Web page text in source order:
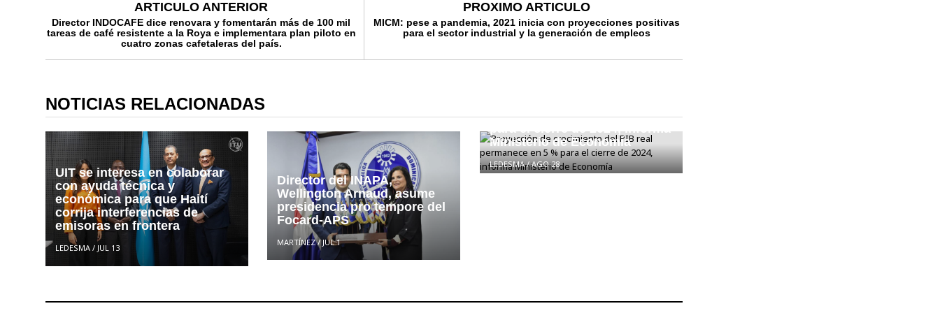
ARTICULO ANTERIOR
Director INDOCAFE dice renovara y fomentarán más de 100 mil
tareas de café resistente a la Roya e implementara plan piloto en
cuatro zonas cafetaleras del país.
PROXIMO ARTICULO
MICM: pese a pandemia, 2021 inicia con proyecciones positivas
para el sector industrial y la generación de empleos
NOTICIAS RELACIONADAS
UIT se interesa en colaborar
con ayuda técnica y
económica para que Haití
corrija interferencias de
emisoras en frontera
LEDESMA / JUL 13
Director del INAPA,
Wellington Arnaud, asume
presidencia pro tempore del
Focard-APS
MARTÍNEZ/JUL 1
PIB real permanece en 5 %
para el cierre de 2024, informa
Ministerio de Economía
LEDESMA/AGO 28